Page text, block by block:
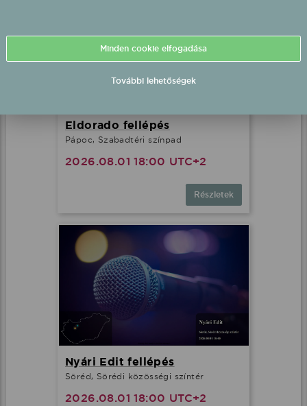
Eldorado fellépés
Pápoc, Szabadtéri színpad
2026.08.01 18:00 UTC+2
Részletek
Nyári Edit fellépés
Söréd, Sörédi közösségi színtér
2026.08.01 18:00 UTC+2
Minden cookie elfogadása
További lehetőségek